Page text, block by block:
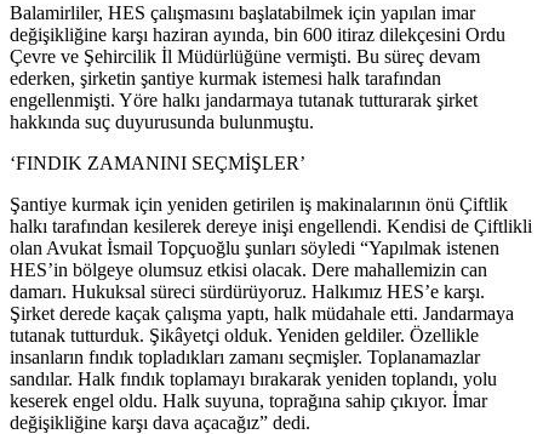
Balamirliler, HES çalışmasını başlatabilmek için yapılan imar
değişikliğine karşı haziran ayında, bin 600 itiraz dilekçesini Ordu
Çevre ve Şehircilik İl Müdürlüğüne vermişti. Bu süreç devam
ederken, şirketin şantiye kurmak istemesi halk tarafından
engellenmişti. Yöre halkı jandarmaya tutanak tutturarak şirket
hakkında suç duyurusunda bulunmuştu.
‘FINDIK ZAMANINI SEÇMİŞLER’
Şantiye kurmak için yeniden getirilen iş makinalarının önü Çiftlik
halkı tarafından kesilerek dereye inişi engellendi. Kendisi de Çiftlikli
olan Avukat İsmail Topçuoğlu şunları söyledi “Yapılmak istenen
HES’in bölgeye olumsuz etkisi olacak. Dere mahallemizin can
damarı. Hukuksal süreci sürdürüyoruz. Halkımız HES’e karşı.
Şirket derede kaçak çalışma yaptı, halk müdahale etti. Jandarmaya
tutanak tutturduk. Şikâyetçi olduk. Yeniden geldiler. Özellikle
insanların fındık topladıkları zamanı seçmişler. Toplanamazlar
sandılar. Halk fındık toplamayı bırakarak yeniden toplandı, yolu
keserek engel oldu. Halk suyuna, toprağına sahip çıkıyor. İmar
değişikliğine karşı dava açacağız” dedi.